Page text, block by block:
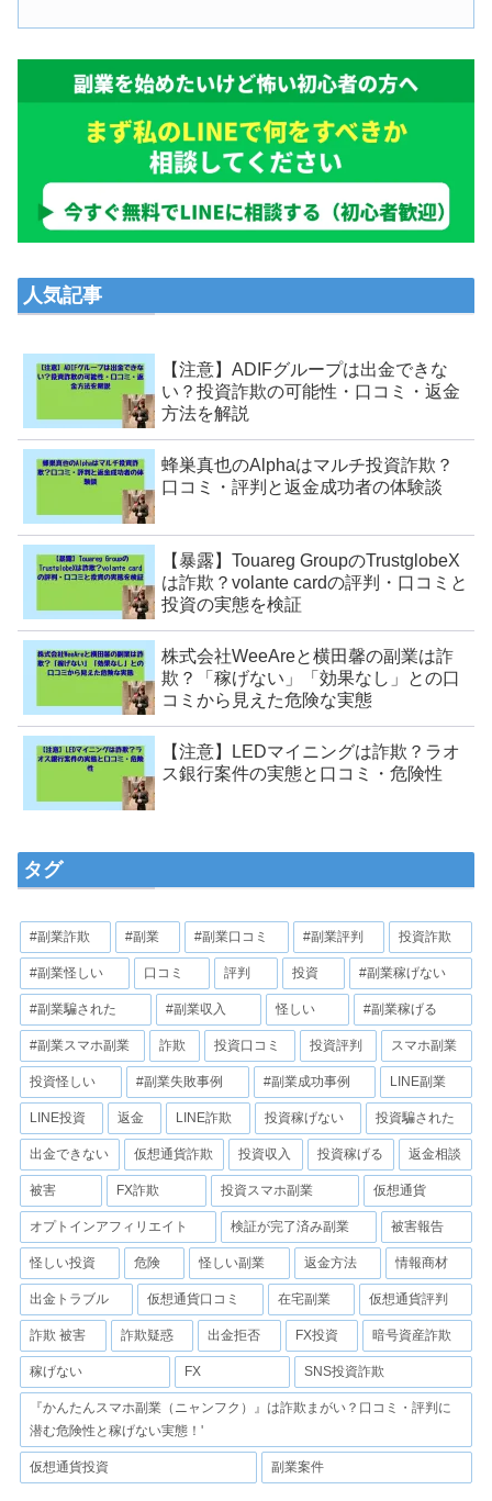
人気記事
【注意】ADIFグループは出金できな
い？投資詐欺の可能性・口コミ・返金
方法を解説
蜂巣真也のAlphaはマルチ投資詐欺？
口コミ・評判と返金成功者の体験談
【暴露】Touareg GroupのTrustglobeX
は詐欺？volante cardの評判・口コミと
投資の実態を検証
株式会社WeeAreと横田馨の副業は詐
欺？「稼げない」「効果なし」との口
コミから見えた危険な実態
【注意】LEDマイニングは詐欺？ラオ
ス銀行案件の実態と口コミ・危険性
タグ
#副業詐欺 #副業 #副業口コミ #副業評判 投資詐欺
#副業怪しい 口コミ 評判 投資 #副業稼げない
#副業騙された #副業収入 怪しい #副業稼げる
#副業スマホ副業 詐欺 投資口コミ 投資評判 スマホ副業
投資怪しい #副業失敗事例 #副業成功事例 LINE副業
LINE投資 返金 LINE詐欺 投資稼げない 投資騙された
出金できない 仮想通貨詐欺 投資収入 投資稼げる 返金相談
被害 FX詐欺 投資スマホ副業 仮想通貨
オプトインアフィリエイト 検証が完了済み副業 被害報告
怪しい投資 危険 怪しい副業 返金方法 情報商材
出金トラブル 仮想通貨口コミ 在宅副業 仮想通貨評判
詐欺 被害 詐欺疑惑 出金拒否 FX投資 暗号資産詐欺
稼げない FX SNS投資詐欺
『かんたんスマホ副業（ニャンフク）』は詐欺まがい？口コミ・評判に
潜む危険性と稼げない実態！'
仮想通貨投資 副業案件